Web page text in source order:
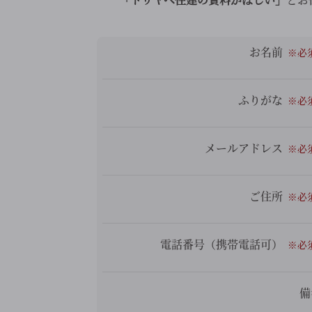
お名前
ふりがな
メールアドレス
ご住所
電話番号（携帯電話可）